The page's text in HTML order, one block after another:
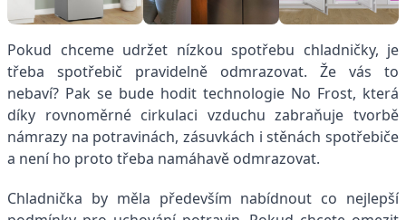
Pokud chceme udržet nízkou spotřebu chladničky, je
třeba spotřebič pravidelně odmrazovat. Že vás to
nebaví? Pak se bude hodit technologie No Frost, která
díky rovnoměrné cirkulaci vzduchu zabraňuje tvorbě
námrazy na potravinách, zásuvkách i stěnách spotřebiče
a není ho proto třeba namáhavě odmrazovat.
Chladnička by měla především nabídnout co nejlepší